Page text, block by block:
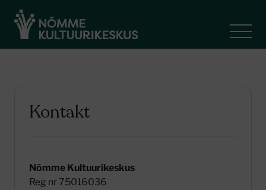
Kontakt
Nõmme Kultuurikeskus
Reg nr 75016036